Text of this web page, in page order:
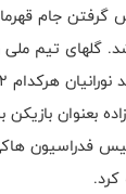
جام
گلهای تیم ملی
بعنوان بازیکن
فدراسیون